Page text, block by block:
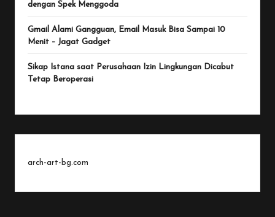
dengan Spek Menggoda
Gmail Alami Gangguan, Email Masuk Bisa Sampai 10
Menit – Jagat Gadget
Sikap Istana saat Perusahaan Izin Lingkungan Dicabut
Tetap Beroperasi
arch-art-bg.com